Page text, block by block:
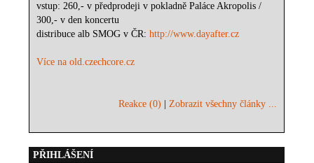
vstup: 260,- v předprodeji v pokladně Paláce Akropolis /
300,- v den koncertu
distribuce alb SMOG v ČR:http://www.dayafter.cz
Více na old.czechcore.cz
Reakce (0) |Zobrazit všechny články ...
PŘIHLÁŠENÍ